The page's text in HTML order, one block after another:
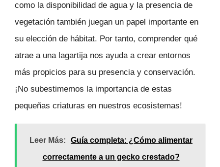
como la disponibilidad de agua y la presencia de
vegetación también juegan un papel importante en
su elección de hábitat. Por tanto, comprender qué
atrae a una lagartija nos ayuda a crear entornos
más propicios para su presencia y conservación.
¡No subestimemos la importancia de estas
pequeñas criaturas en nuestros ecosistemas!
Leer Más:
Guía completa: ¿Cómo alimentar
correctamente a un gecko crestado?